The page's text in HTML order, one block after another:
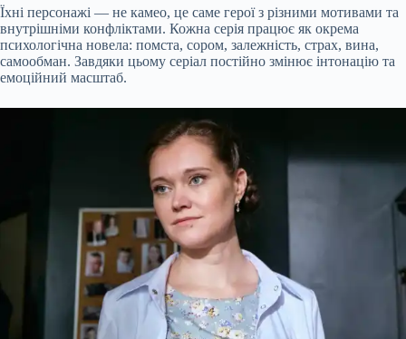
Їхні персонажі — не камео, це саме герої з різними мотивами та
внутрішніми конфліктами. Кожна серія працює як окрема
психологічна новела: помста, сором, залежність, страх, вина,
самообман. Завдяки цьому серіал постійно змінює інтонацію та
емоційний масштаб.